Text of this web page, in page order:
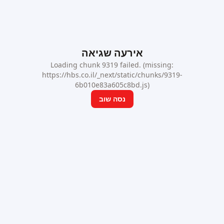
אירעה שגיאה
Loading chunk 9319 failed. (missing:
https://hbs.co.il/_next/static/chunks/9319-
6b010e83a605c8bd.js)